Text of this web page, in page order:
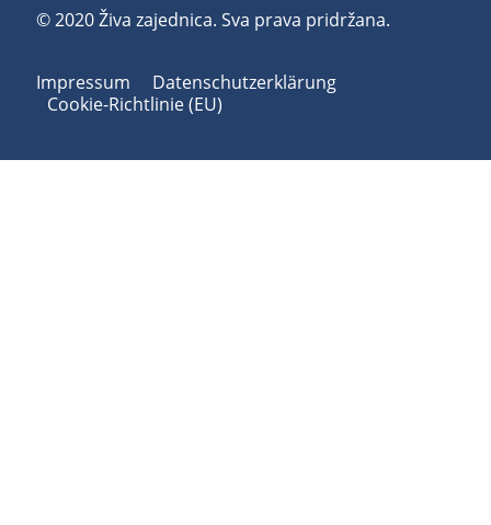
© 2020 Živa zajednica. Sva prava pridržana.
Impressum
Datenschutzerklärung
Cookie-Richtlinie (EU)